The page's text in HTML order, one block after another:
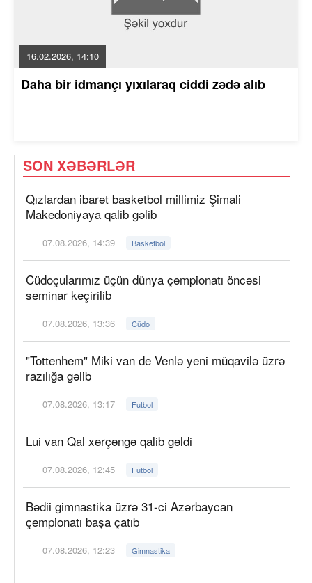
16.02.2026, 14:10
Daha bir idmançı yıxılaraq ciddi zədə alıb
SON XƏBƏRLƏR
Qızlardan ibarət basketbol millimiz Şimali
Makedoniyaya qalib gəlib
07.08.2026, 14:39 Basketbol
Cüdoçularımız üçün dünya çempionatı öncəsi
seminar keçirilib
07.08.2026, 13:36 Cüdo
"Tottenhem" Miki van de Venlə yeni müqavilə üzrə
razılığa gəlib
07.08.2026, 13:17 Futbol
Lui van Qal xərçəngə qalib gəldi
07.08.2026, 12:45 Futbol
Bədii gimnastika üzrə 31-ci Azərbaycan
çempionatı başa çatıb
07.08.2026, 12:23 Gimnastika